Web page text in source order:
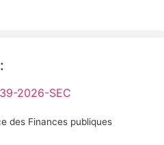
2026-SEC
des Finances publiques